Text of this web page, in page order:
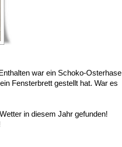
war ein Schoko-Osterhase
Fensterbrett gestellt hat. War es
in diesem Jahr gefunden!